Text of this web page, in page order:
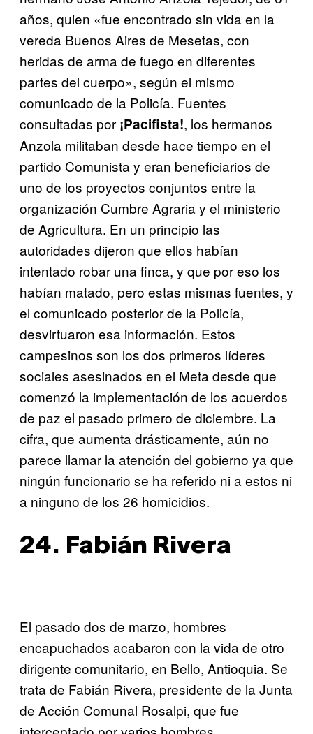
años, quien «fue encontrado sin vida en la
vereda Buenos Aires de Mesetas, con
heridas de arma de fuego en diferentes
partes del cuerpo», según el mismo
comunicado de la Policía. Fuentes
consultadas por ¡Pacifista!, los hermanos
Anzola militaban desde hace tiempo en el
partido Comunista y eran beneficiarios de
uno de los proyectos conjuntos entre la
organización Cumbre Agraria y el ministerio
de Agricultura. En un principio las
autoridades dijeron que ellos habían
intentado robar una finca, y que por eso los
habían matado, pero estas mismas fuentes, y
el comunicado posterior de la Policía,
desvirtuaron esa información. Estos
campesinos son los dos primeros líderes
sociales asesinados en el Meta desde que
comenzó la implementación de los acuerdos
de paz el pasado primero de diciembre. La
cifra, que aumenta drásticamente, aún no
parece llamar la atención del gobierno ya que
ningún funcionario se ha referido ni a estos ni
a ninguno de los 26 homicidios.
24. Fabián Rivera
El pasado dos de marzo, hombres
encapuchados acabaron con la vida de otro
dirigente comunitario, en Bello, Antioquia. Se
trata de Fabián Rivera, presidente de la Junta
de Acción Comunal Rosalpi, que fue